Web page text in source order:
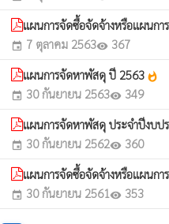
แผนการจัดซื้อจัดจ้างหรือแผนก
event 7 ตุลาคม 2563visibility 367
แผนการจัดหาพัสดุ ปี 2563 whatshot
event 30 กันยายน 2563visibility 349
แผนการจัดหาพัสดุ ประจำปีงบป
event 30 กันยายน 2562visibility 360
แผนการจัดซื้อจัดจ้างหรือแผนก
event 30 กันยายน 2561visibility 353